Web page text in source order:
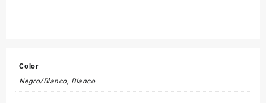
Color
Negro/Blanco, Blanco